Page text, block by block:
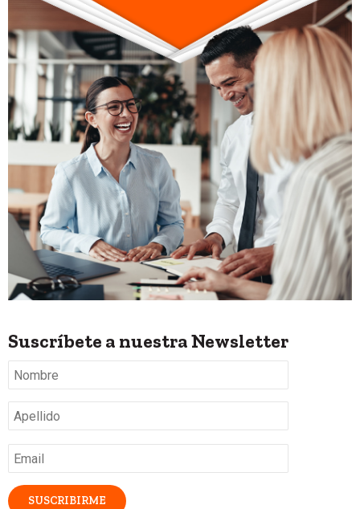
Suscríbete a nuestra Newsletter
Nombre
Apellido
Email*